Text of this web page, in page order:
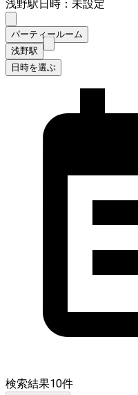
浅野駅日時：未設定
パーティールーム
浅野駅
日時を選ぶ
検索結果10件